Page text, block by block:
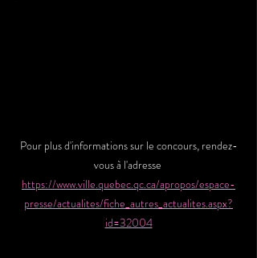
Pour plus d'informations sur le concours, rendez-
vous à l'adresse
https://www.ville.quebec.qc.ca/apropos/espace-
presse/actualites/fiche_autres_actualites.aspx?
id=32004